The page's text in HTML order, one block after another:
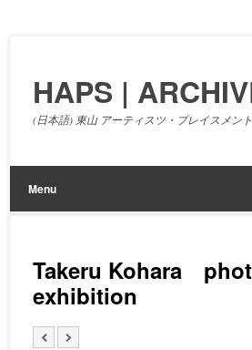
HAPS |
(日本語) 東山 アーティスツ・プレイスメント
Menu
Takeru Kohara
exhibition